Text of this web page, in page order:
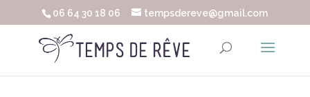
06 64 30 18 06 tempsdereve@gmail.com